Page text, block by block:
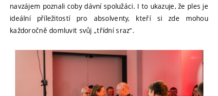
navzájem poznali coby dávní spolužáci. I to ukazuje, že ples je
ideální příležitostí pro absolventy, kteří si zde mohou
každoročně domluvit svůj „třídní sraz“.